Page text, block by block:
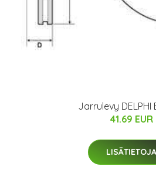
Jarrulevy DELPHI
41.69 EUR
LISÄTIETOJA